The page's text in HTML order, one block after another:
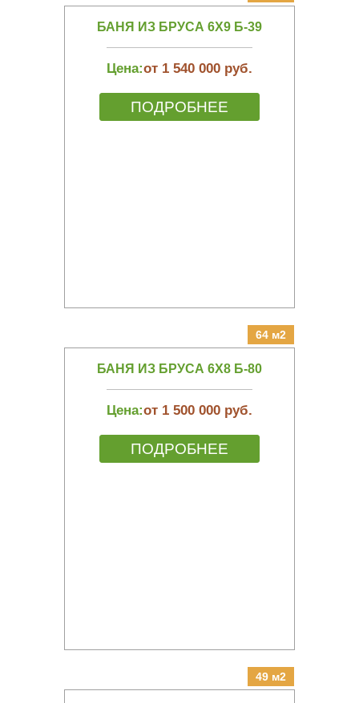
БАНЯ ИЗ БРУСА 6Х9 Б-39
Цена:от 1 540 000 руб.
ПОДРОБНЕЕ
64 м2
БАНЯ ИЗ БРУСА 6Х8 Б-80
Цена:от 1 500 000 руб.
ПОДРОБНЕЕ
49 м2